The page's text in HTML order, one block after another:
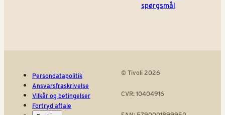
spørgsmål
Persondatapolitik
Ansvarsfraskrivelse
Vilkår og betingelser
Fortryd aftale
© Tivoli 2026
CVR: 10404916